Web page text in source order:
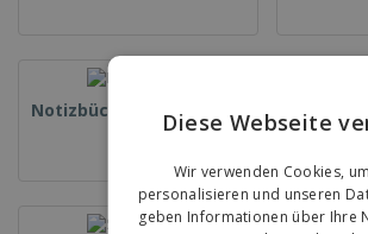
Notizbücher Diese Webseite
Wir verwenden Cookies,
personalisieren und unseren
geben Informationen über Ihre